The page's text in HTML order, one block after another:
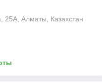
25А, Алматы, Казахстан